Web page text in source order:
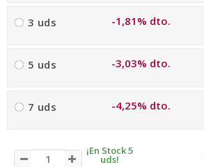
3 uds -1,81% dto.
5 uds -3,03% dto.
7 uds -4,25% dto.
¡En Stock 5
uds!